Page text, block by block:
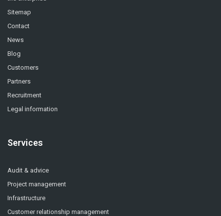
Sitemap
Contact
News
Blog
Customers
Partners
Recruitment
Legal information
Services
Audit & advice
Project management
Infrastructure
Customer relationship management